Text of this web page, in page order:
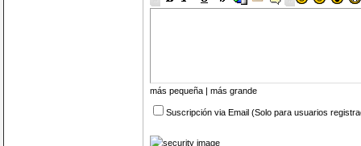
más pequeña | más grande
Suscripción via Email (Solo para usuarios